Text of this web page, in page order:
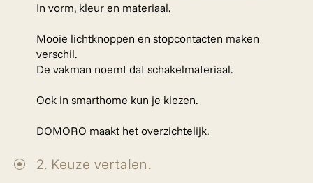
In vorm, kleur en materiaal.
Mooie lichtknoppen en stopcontacten maken
verschil.
De vakman noemt dat schakelmateriaal.
Ook in smarthome kun je kiezen.
DOMORO maakt het overzichtelijk.
2. Keuze vertalen.